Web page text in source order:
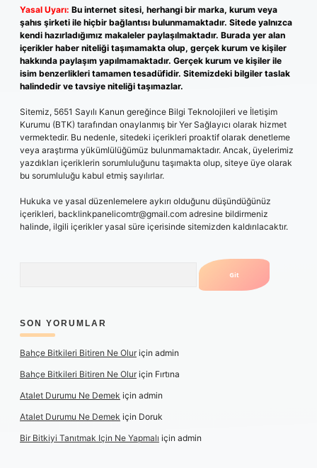
Yasal Uyarı: Bu internet sitesi, herhangi bir marka, kurum veya
şahıs şirketi ile hiçbir bağlantısı bulunmamaktadır. Sitede yalnızca
kendi hazırladığımız makaleler paylaşılmaktadır. Burada yer alan
içerikler haber niteliği taşımamakta olup, gerçek kurum ve kişiler
hakkında paylaşım yapılmamaktadır. Gerçek kurum ve kişiler ile
isim benzerlikleri tamamen tesadüfidir. Sitemizdeki bilgiler taslak
halindedir ve tavsiye niteliği taşımazlar.
Sitemiz, 5651 Sayılı Kanun gereğince Bilgi Teknolojileri ve İletişim
Kurumu (BTK) tarafından onaylanmış bir Yer Sağlayıcı olarak hizmet
vermektedir. Bu nedenle, sitedeki içerikleri proaktif olarak denetleme
veya araştırma yükümlülüğümüz bulunmamaktadır. Ancak, üyelerimiz
yazdıkları içeriklerin sorumluluğunu taşımakta olup, siteye üye olarak
bu sorumluluğu kabul etmiş sayılırlar.
Hukuka ve yasal düzenlemelere aykırı olduğunu düşündüğünüz
içerikleri, backlinkpanelicomtr@gmail.com adresine bildirmeniz
halinde, ilgili içerikler yasal süre içerisinde sitemizden kaldırılacaktır.
SON YORUMLAR
Bahçe Bitkileri Bitiren Ne Oluriçin admin
Bahçe Bitkileri Bitiren Ne Oluriçin Fırtına
Atalet Durumu Ne Demek için admin
Atalet Durumu Ne Demek için Doruk
Bir Bitkiyi Tanıtmak Için Ne Yapmalı için admin